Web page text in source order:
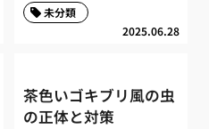
2025.06.28
未分類
茶色いゴキブリ風の虫
の正体と対策